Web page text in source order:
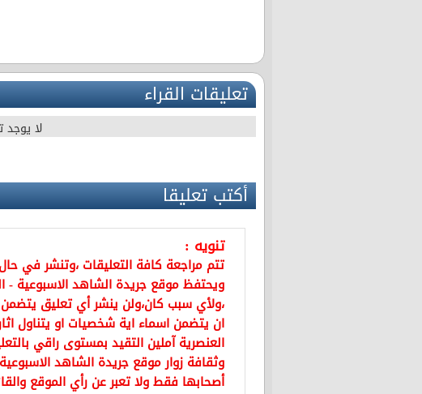
تعليقات القراء
لا يوجد
أكتب تعليقا
تنويه :
تتم مراجعة كافة التعليقات ،وتنشر في
ويحتفظ موقع جريدة الشاهد
،ولأي سبب كان،ولن ينشر أي تعليق
ان يتضمن اسماء اية شخصيات او يتناول
العنصرية آملين التقيد بمستوى راقي
وثقافة زوار موقع جريدة الشاهد
أصحابها فقط ولا تعبر عن رأي الموقع